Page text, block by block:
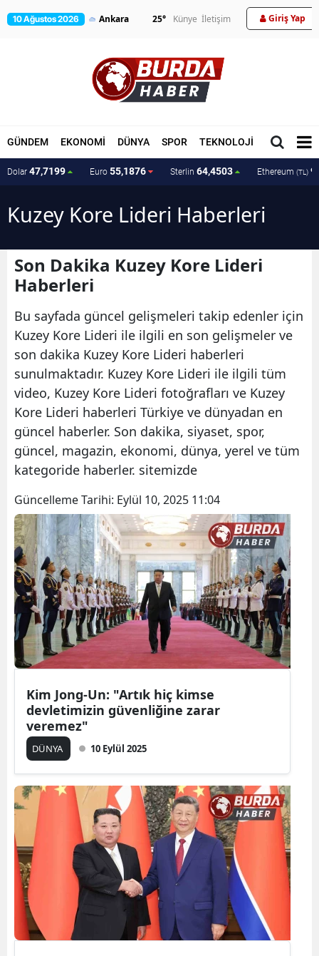
10 Ağustos 2026 25° Künye İletişim Giriş Yap
GÜNDEM EKONOMİ DÜNYA SPOR TEKNOLOJİ MAGAZİN
Dolar 47,7199 Euro 55,1876 Sterlin 64,4503 Ethereum (TL)
Kuzey Kore Lideri Haberleri
Son Dakika Kuzey Kore Lideri
Haberleri
Bu sayfada güncel gelişmeleri takip edenler için
Kuzey Kore Lideri ile ilgili en son gelişmeler ve
son dakika Kuzey Kore Lideri haberleri
sunulmaktadır. Kuzey Kore Lideri ile ilgili tüm
video, Kuzey Kore Lideri fotoğrafları ve Kuzey
Kore Lideri haberleri Türkiye ve dünyadan en
güncel haberler. Son dakika, siyaset, spor,
güncel, magazin, ekonomi, dünya, yerel ve tüm
kategoride haberler. sitemizde
Güncelleme Tarihi: Eylül 10, 2025 11:04
Kim Jong-Un: "Artık hiç kimse
devletimizin güvenliğine zarar
veremez"
DÜNYA 10 Eylül 2025